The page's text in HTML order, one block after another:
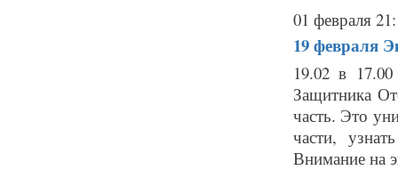
01 февраля
19 февраля
19.02 в
Защитника
часть. Это
части,
Внимание на